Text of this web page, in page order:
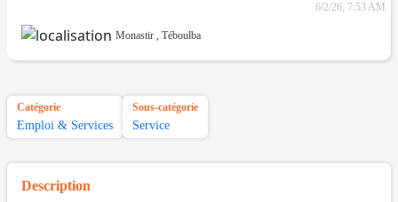
6/2/26, 7:53 AM
Monastir , Téboulba
Catégorie
Emploi & Services
Sous-catégorie
Service
Description